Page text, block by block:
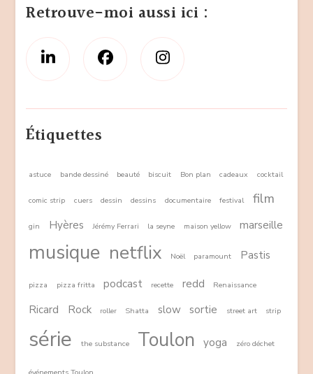
Retrouve-moi aussi ici :
Étiquettes
astuce bande dessiné beauté biscuit Bon plan cadeaux cocktail
comic strip cuers dessin dessins documentaire festival film
gin Hyères Jérémy Ferrari la seyne maison yellow marseille
musique netflix Noël paramount Pastis
pizza pizza fritta podcast recette redd Renaissance
Ricard Rock roller Shatta slow sortie street art strip
série the substance Toulon yoga zéro déchet